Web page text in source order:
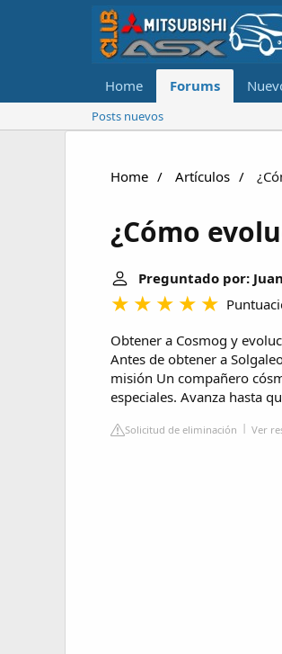
Home Forums
Posts nuevos
Home Artículos
¿Cómo
Preguntado por:
Obtener a Cosmog y
Antes de obtener a
misión Un compañero
especiales. Avanza hasta
Solicitud de eliminación Ver